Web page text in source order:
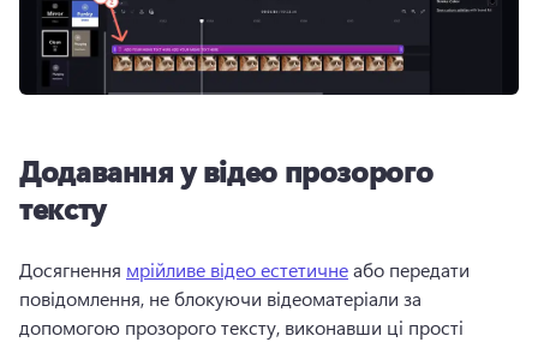
Додавання у відео прозорого
тексту
Досягнення мрійливе відео естетичне або передати
повідомлення, не блокуючи відеоматеріали за
допомогою прозорого тексту, виконавши ці прості